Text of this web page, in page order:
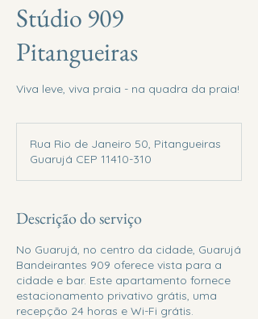
Stúdio 909
Pitangueiras
Viva leve, viva praia - na quadra da praia!
Rua Rio de Janeiro 50, Pitangueiras
Guarujá CEP 11410-310
Descrição do serviço
No Guarujá, no centro da cidade, Guarujá
Bandeirantes 909 oferece vista para a
cidade e bar. Este apartamento fornece
estacionamento privativo grátis, uma
recepção 24 horas e Wi-Fi grátis.